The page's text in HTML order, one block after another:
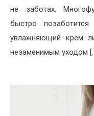
не заботах.
быстро
увлажняющий крем
незаменимым уходом